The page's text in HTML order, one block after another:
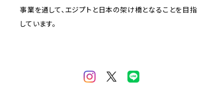
事業を通して、エジプトと日本の架け橋となることを目指
しています。